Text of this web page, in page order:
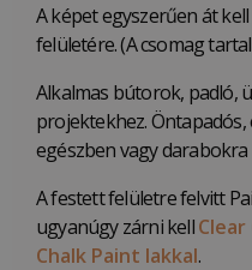
A képet egyszerűen át
felületére. (A csomag
Alkalmas bútorok, padló,
projektekhez.
egészben vagy darabokra
A festett felületre felvitt
ugyanúgy zárni kellClear
Chalk Paint lakkal.